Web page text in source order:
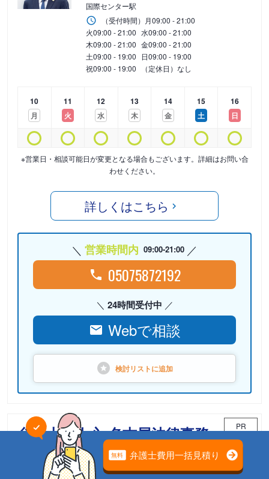
国際センター駅
（受付時間） 月09:00 - 21:00
火09:00 - 21:00 水09:00 - 21:00
木09:00 - 21:00 金09:00 - 21:00
土09:00 - 19:00 日09:00 - 19:00
祝09:00 - 19:00 （定休日）なし
10
月
11
火
12
水
13
木
14
金
15
土
16
日
※営業日・相談可能日が変更となる場合もございます。詳細はお問い合
わせください。
詳しくはこちら
営業時間内 09:00-21:00
05075872192
24時間受付中
Webで相談
検討リストに追加
弁護士法人心 名古屋法律事務
PR